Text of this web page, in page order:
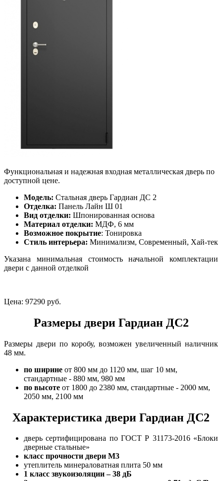
Функциональная и надежная входная металлическая дверь по
доступной цене.
Модель: Стальная дверь Гардиан ДС 2
Отделка: Панель Лайн Ш 01
Вид отделки: Шпонированная основа
Материал отделки: МДФ, 6 мм
Возможное покрытие: Тонировка
Стиль интерьера: Минимализм, Современный, Хай-тек
Указана минимальная стоимость начальной комплектации
двери с данной отделкой
Цена: 97290 руб.
Размеры двери Гардиан ДС2
Размеры двери по коробу, возможен увеличенный наличник
48 мм.
по ширине от 800 мм до 1120 мм, шаг 10 мм,
стандартные - 880 мм, 980 мм
по высоте от 1800 до 2380 мм, стандартные - 2000 мм,
2050 мм, 2100 мм
Характеристика двери Гардиан ДС2
дверь сертифицирована по ГОСТ Р 31173-2016 «Блоки
дверные стальные»
класс прочности двери М3
утеплитель минераловатная плита 50 мм
1 класс звукоизоляции – 38 дБ